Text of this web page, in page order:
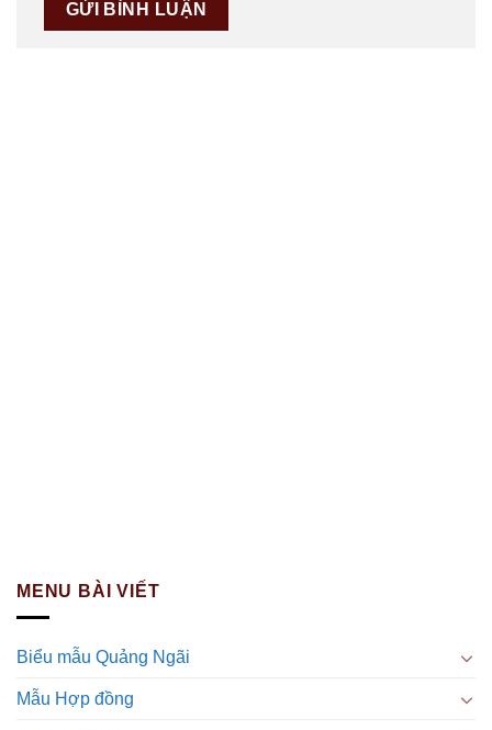
MENU BÀI VIẾT
Biểu mẫu Quảng Ngãi
Mẫu Hợp đồng